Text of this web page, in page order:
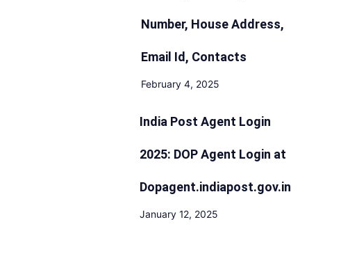
Number, House Address,
Email Id, Contacts
February 4, 2025
India Post Agent Login
2025: DOP Agent Login at
Dopagent.indiapost.gov.in
January 12, 2025